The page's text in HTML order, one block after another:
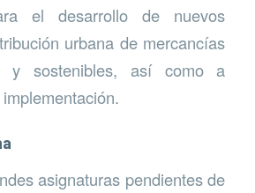
el desarrollo de nuevos
urbana de mercancías
y sostenibles, así como a
asignaturas pendientes de